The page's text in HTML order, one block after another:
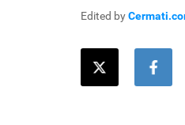
Edited by